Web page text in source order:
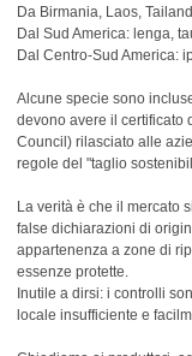
Da Birmania, Laos,
Dal Sud America: lenga,
Dal Centro-Sud America:
Alcune specie sono
devono avere il certificato
Council) rilasciato alle
regole del "taglio
La verità è che il mercato
false dichiarazioni di
appartenenza a zone di
essenze protette.
Inutile a dirsi: i controlli
locale insufficiente e